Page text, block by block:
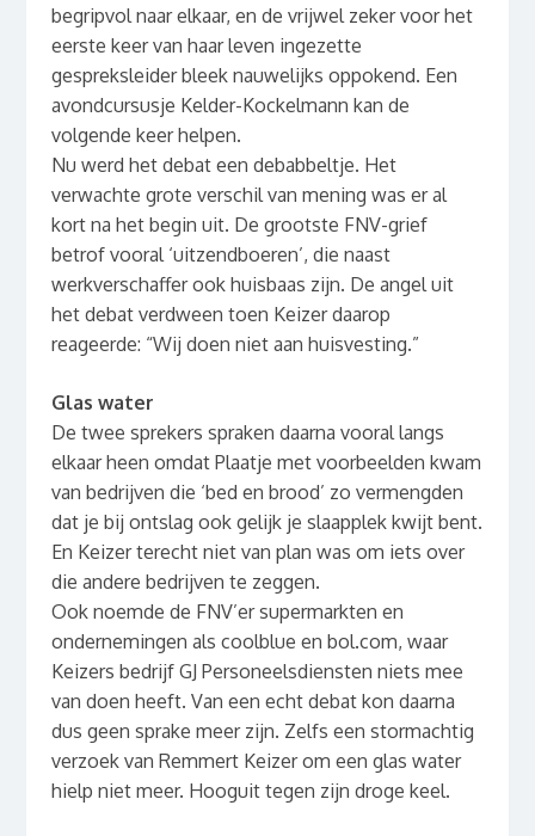
begripvol naar elkaar, en de vrijwel zeker voor het
eerste keer van haar leven ingezette
gespreksleider bleek nauwelijks oppokend. Een
avondcursusje Kelder-Kockelmann kan de
volgende keer helpen.
Nu werd het debat een debabbeltje. Het
verwachte grote verschil van mening was er al
kort na het begin uit. De grootste FNV-grief
betrof vooral ‘uitzendboeren’, die naast
werkverschaffer ook huisbaas zijn. De angel uit
het debat verdween toen Keizer daarop
reageerde: “Wij doen niet aan huisvesting.”
Glas water
De twee sprekers spraken daarna vooral langs
elkaar heen omdat Plaatje met voorbeelden kwam
van bedrijven die ‘bed en brood’ zo vermengden
dat je bij ontslag ook gelijk je slaapplek kwijt bent.
En Keizer terecht niet van plan was om iets over
die andere bedrijven te zeggen.
Ook noemde de FNV’er supermarkten en
ondernemingen als coolblue en bol.com, waar
Keizers bedrijf GJ Personeelsdiensten niets mee
van doen heeft. Van een echt debat kon daarna
dus geen sprake meer zijn. Zelfs een stormachtig
verzoek van Remmert Keizer om een glas water
hielp niet meer. Hooguit tegen zijn droge keel.